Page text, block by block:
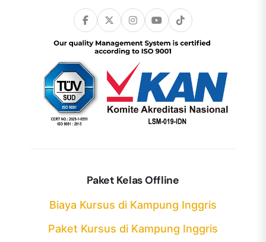
Paket Kelas Offline
Biaya Kursus di Kampung Inggris
Paket Kursus di Kampung Inggris